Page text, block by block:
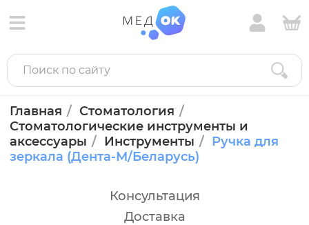
Главная
Стоматология
Стоматологические инструменты и
аксессуары
Инструменты
Ручка для
зеркала (Дента-М/Беларусь)
Консультация
Доставка